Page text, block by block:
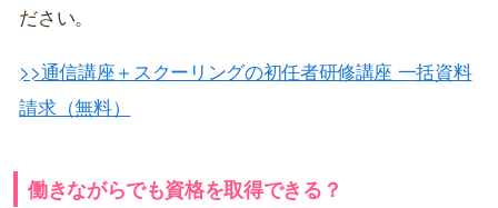
ださい。
>>通信講座＋スクーリングの初任者研修講座 一括資料
請求（無料）
働きながらでも資格を取得できる？